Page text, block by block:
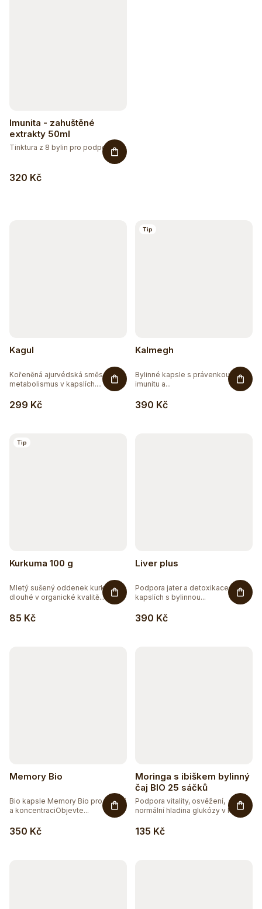
Imunita - zahuštěné
extrakty 50ml
320 Kč
Tinktura z 8 bylin pro podporu...
Sleva až 20 %
Kagul
299 Kč
Kořeněná ajurvédská směs pro
metabolismus v kapslích....
Tip
Kalmegh
390 Kč
Bylinné kapsle s právenkou pro
imunitu a...
Tip
Kurkuma 100 g
85 Kč
Mletý sušený oddenek kurkumy
dlouhé v organické kvalitě...
Liver plus
390 Kč
Podpora jater a detoxikace v
kapslích s bylinnou...
Memory Bio
350 Kč
Bio kapsle Memory Bio pro paměť
a koncentraciObjevte...
Moringa s ibiškem bylinný
čaj BIO 25 sáčků
135 Kč
Podpora vitality, osvěžení,
normální hladina glukózy v krvi....